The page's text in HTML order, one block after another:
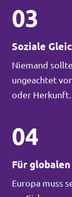
03
Soziale
Niemand
ungeachtet
oder Herkunft.
04
Für
Europa muss